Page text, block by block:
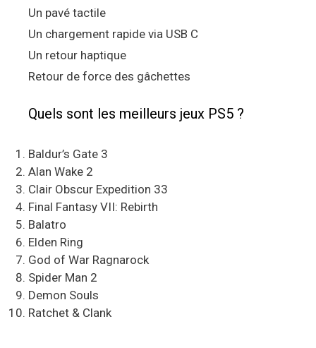
Un pavé tactile
Un chargement rapide via USB C
Un retour haptique
Retour de force des gâchettes
Quels sont les meilleurs jeux PS5 ?
Baldur’s Gate 3
Alan Wake 2
Clair Obscur Expedition 33
Final Fantasy VII: Rebirth
Balatro
Elden Ring
God of War Ragnarock
Spider Man 2
Demon Souls
Ratchet & Clank